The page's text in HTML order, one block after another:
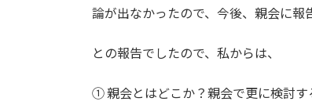
論が出なかったので、今後、親会に報
との報告でしたので、私からは、
① 親会とはどこか？親会で更に検討す